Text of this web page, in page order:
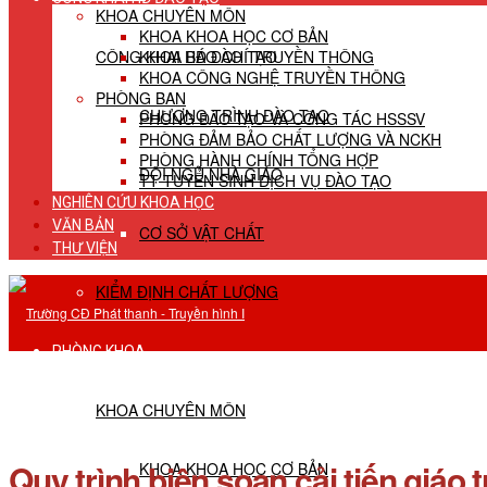
CÔNG KHAI HĐ ĐÀO TẠO
CHƯƠNG TRÌNH ĐÀO TẠO
ĐỘI NGŨ NHÀ GIÁO
CƠ SỞ VẬT CHẤT
KIỂM ĐỊNH CHẤT LƯỢNG
PHÒNG KHOA
KHOA CHUYÊN MÔN
KHOA KHOA HỌC CƠ BẢN
KHOA CHUYÊN MÔN
KHOA KHOA HỌC CƠ BẢN
KHOA BÁO CHÍ TRUYỀN THÔNG
KHOA CÔNG NGHỆ TRUYỀN THÔNG
PHÒNG BAN
PHÒNG ĐÀO TẠO VÀ CÔNG TÁC HSSSV
PHÒNG ĐẢM BẢO CHẤT LƯỢNG VÀ NCKH
PHÒNG HÀNH CHÍNH TỔNG HỢP
TT TUYỂN SINH DỊCH VỤ ĐÀO TẠO
NGHIÊN CỨU KHOA HỌC
VĂN BẢN
THƯ VIỆN